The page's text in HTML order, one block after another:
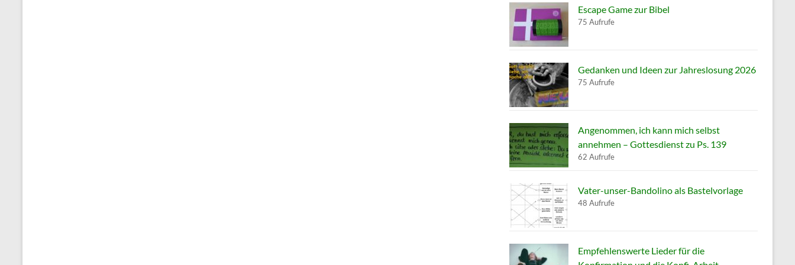
Escape Game zur Bibel
75 Aufrufe
Gedanken und Ideen zur Jahreslosung 2026
75 Aufrufe
Angenommen, ich kann mich selbst
annehmen – Gottesdienst zu Ps. 139
62 Aufrufe
Vater-unser-Bandolino als Bastelvorlage
48 Aufrufe
Empfehlenswerte Lieder für die